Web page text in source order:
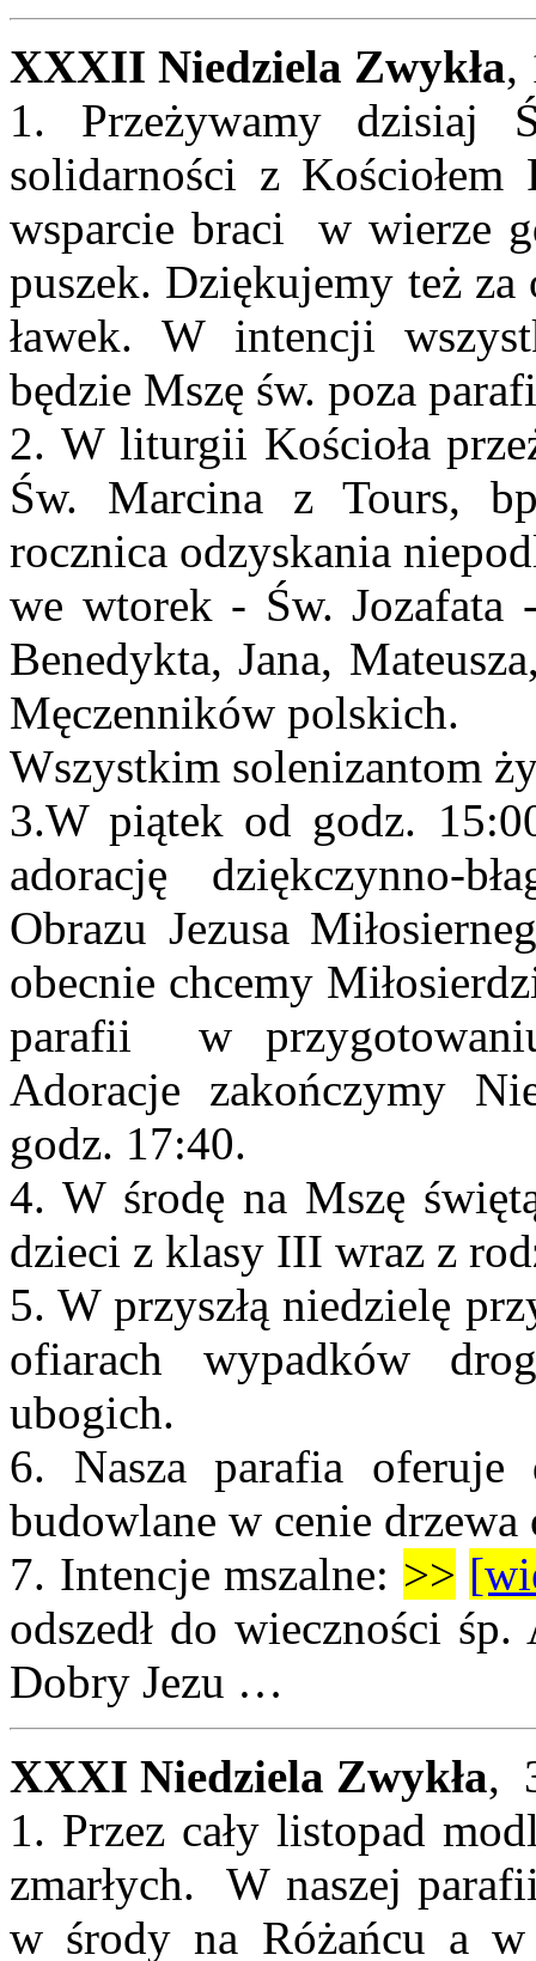
XXXII Niedziela Zwykła,
1. Przeżywamy dzisiaj
solidarności z Kościołem
wsparcie braci w wierze
puszek. Dziękujemy też
ławek. W intencji
będzie Mszę św. poza
2. W liturgii Kościoła
Św. Marcina z Tours,
rocznica odzyskania
we wtorek - Św. Jozafata
Benedykta, Jana,
Męczenników polskich.
Wszystkim solenizantom
3.W piątek od godz.
adorację dziękczynno-
Obrazu Jezusa
obecnie chcemy
parafii w
Adoracje zakończymy
godz. 17:40.
4. W środę na Mszę
dzieci z klasy III wraz z
5. W przyszłą niedzielę
ofiarach wypadków
ubogich.
6. Nasza parafia oferuje
budowlane w cenie drzewa
7. Intencje mszalne: >>
odszedł do wieczności
Dobry Jezu …
XXXI Niedziela Zwykła,
1. Przez cały listopad
zmarłych. W naszej
w środy na Różańcu a